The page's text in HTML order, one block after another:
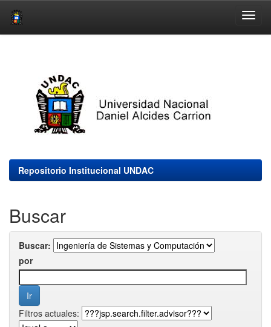
Repositorio Institucional UNDAC
Buscar
Buscar:
por
Filtros actuales: